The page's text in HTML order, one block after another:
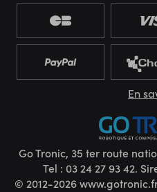
En
Go Tronic, 35 ter route
Tel : 03 24 27 93 42.
© 2012-2026